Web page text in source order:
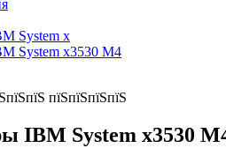
System x
System x3530 M4
IBM System x3530